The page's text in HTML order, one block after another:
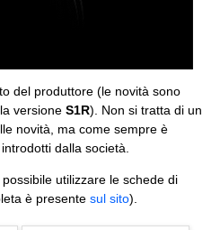
del produttore (le novità sono
versione S1R). Non si tratta di un
novità, ma come sempre è
dalla società.
utilizzare le schede di
è presente sul sito).